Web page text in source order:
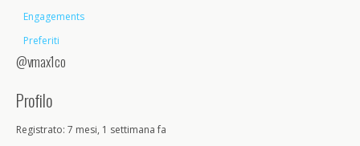
Engagements
Preferiti
@vmax1co
Profilo
Registrato: 7 mesi, 1 settimana fa